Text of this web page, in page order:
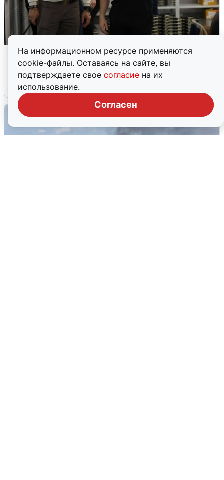
На информационном ресурсе применяются
cookie-файлы. Оставаясь на сайте, вы
подтверждаете свое согласие на их
использование.
Согласен
Кто такой Владимир Ткачук и почему
его Mercedes взорвали
5 августа 0